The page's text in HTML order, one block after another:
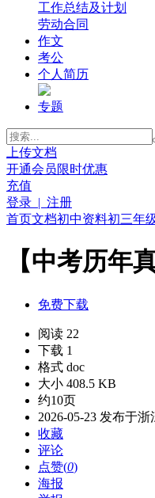
工作总结及计划
劳动合同
作文
考公
个人简历
专题
上传文档
开通会员限时优惠
充值
登录 | 注册
首页文档初中资料初三年
【中考历年
免费下载
阅读 22
下载 1
格式 doc
大小 408.5 KB
约10页
2026-05-23 发布于浙
收藏
评论
点赞(0)
海报